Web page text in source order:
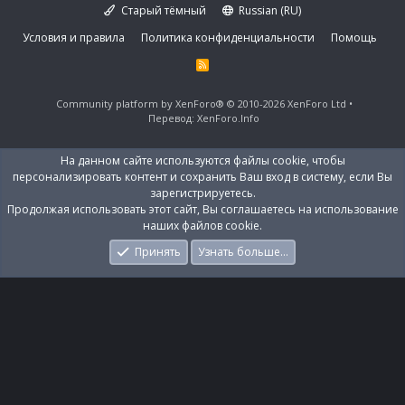
Старый тёмный
Russian (RU)
Условия и правила
Политика конфиденциальности Помощь
R
S
Community platform by XenForo® © 2010-2026 XenForo Ltd
Перевод: XenForo.Info
На данном сайте используются файлы cookie, чтобы
персонализировать контент и сохранить Ваш вход в систему, если Вы
зарегистрируетесь.
Продолжая использовать этот сайт, Вы соглашаетесь на использование
наших файлов cookie.
Принять
Узнать больше…